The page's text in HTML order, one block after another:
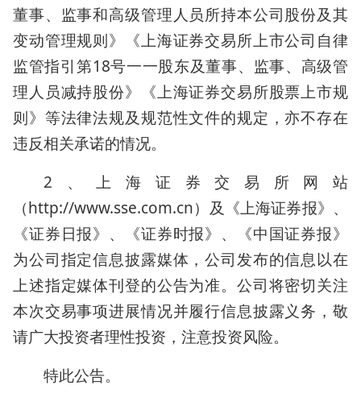
董事、监事和高级管理人员所持本公司股份及其
变动管理规则》《上海证券交易所上市公司自律
监管指引第18号一一股东及董事、监事、高级管
理人员减持股份》《上海证券交易所股票上市规
则》等法律法规及规范性文件的规定，亦不存在
违反相关承诺的情况。
2、上海证券交易所网站
（http://www.sse.com.cn）及《上海证券报》、
《证券日报》、《证券时报》、《中国证券报》
为公司指定信息披露媒体，公司发布的信息以在
上述指定媒体刊登的公告为准。公司将密切关注
本次交易事项进展情况并履行信息披露义务，敬
请广大投资者理性投资，注意投资风险。
特此公告。